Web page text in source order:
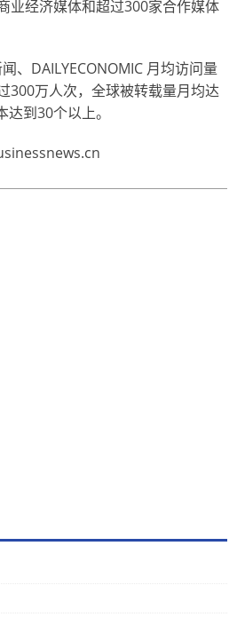
业经济媒体和超过300家合作媒体
、DAILYECONOMIC 月均访问量
300万人次，全球被转载量月均达
到30个以上。